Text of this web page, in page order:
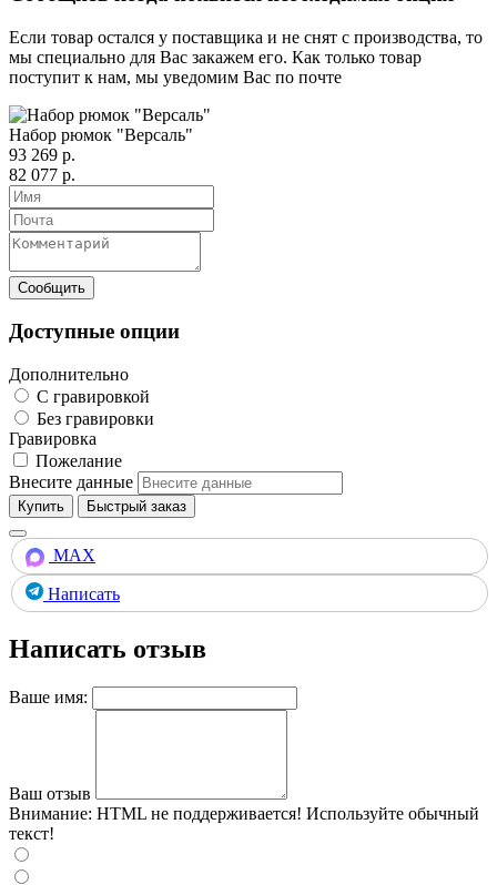
Если товар остался у поставщика и не снят с производства, то
мы специально для Вас закажем его. Как только товар
поступит к нам, мы уведомим Вас по почте
Набор рюмок "Версаль"
93 269 р.
82 077 р.
Доступные опции
Дополнительно
С гравировкой
Без гравировки
Гравировка
Пожелание
Внесите данные
Купить
MAX
Написать
Написать отзыв
Ваше имя:
Ваш отзыв
Внимание: HTML не поддерживается! Используйте обычный
текст!